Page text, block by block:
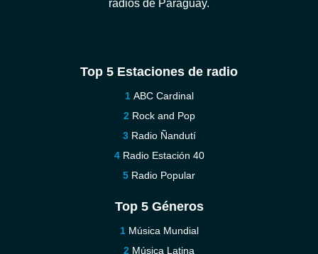
radios de Paraguay.
Top 5 Estaciones de radio
ABC Cardinal
Rock and Pop
Radio Ñandutí
Radio Estación 40
Radio Popular
Top 5 Géneros
Música Mundial
Música Latina